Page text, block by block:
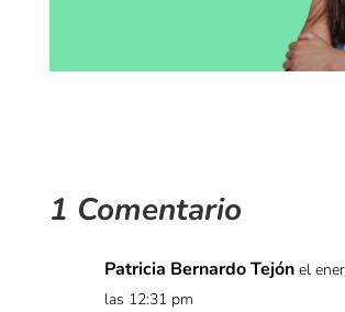
1 Comentario
Patricia Bernardo Tejón el
las 12:31 pm